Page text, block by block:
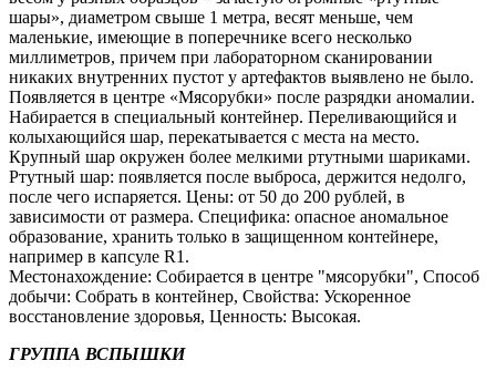
шары», диаметром свыше 1 метра, весят меньше, чем
маленькие, имеющие в поперечнике всего несколько
миллиметров, причем при лабораторном сканировании
никаких внутренних пустот у артефактов выявлено не было.
Появляется в центре «Мясорубки» после разрядки аномалии.
Набирается в специальный контейнер. Переливающийся и
колыхающийся шар, перекатывается с места на место.
Крупный шар окружен более мелкими ртутными шариками.
Ртутный шар: появляется после выброса, держится недолго,
после чего испаряется. Цены: от 50 до 200 рублей, в
зависимости от размера. Специфика: опасное аномальное
образование, хранить только в защищенном контейнере,
например в капсуле R1.
Местонахождение: Собирается в центре "мясорубки", Способ
добычи: Собрать в контейнер, Свойства: Ускоренное
восстановление здоровья, Ценность: Высокая.
ГРУППА ВСПЫШКИ